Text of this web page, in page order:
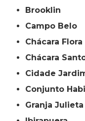
Brooklin
Campo Belo
Chácara Flora
Chácara
Cidade
Conjunto
Granja Julieta